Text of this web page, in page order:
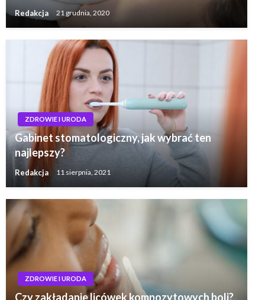
Redakcja 21 grudnia, 2020
ZDROWIE I URODA
Gabinet stomatologiczny, jak wybrać ten
najlepszy?
Redakcja 11 sierpnia, 2021
ZDROWIE I URODA
Czy zakładanie licówek kompozytowych boli?